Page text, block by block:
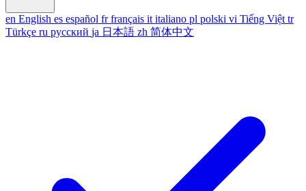
en English es español fr français it italiano pl polski vi Tiếng Việt tr
Türkçe ru русский ja 日本語 zh 简体中文